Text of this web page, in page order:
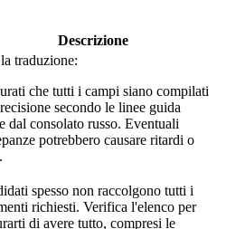
Descrizione
traduzione:
che tutti i campi siano compilati
secondo le linee guida
dal consolato russo. Eventuali
potrebbero causare ritardi o
spesso non raccolgono tutti i
richiesti. Verifica l'elenco per
di avere tutto, compresi le